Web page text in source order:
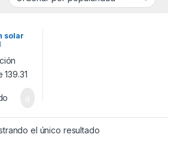
solar
el único resultado